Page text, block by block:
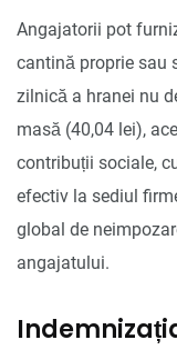
Angajatorii pot
cantină proprie sau
zilnică a hranei nu
masă (40,04 lei),
contribuții sociale,
efectiv la sediul
global de
angajatului.